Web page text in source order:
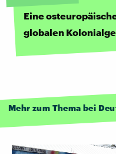
Eine
globalen
Mehr zum Thema bei